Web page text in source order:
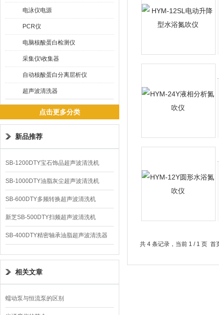
电泳仪电源
PCR仪
电脑核酸蛋白检测仪
采集仪\收集器
自动核酸蛋白分离层析仪
超声波清洗器
点击更多分类
新品推荐
SB-1200DTY宝石饰品超声波清洗机
SB-1000DTY油脂灰尘超声波清洗机
SB-600DTY多频转换超声波清洗机
新芝SB-500DTY扫频超声波清洗机
SB-400DTY精密轴承油脂超声波清洗器
相关文章
蠕动泵与恒流泵的区别
共 4 条记录，当前 1 / 1 页